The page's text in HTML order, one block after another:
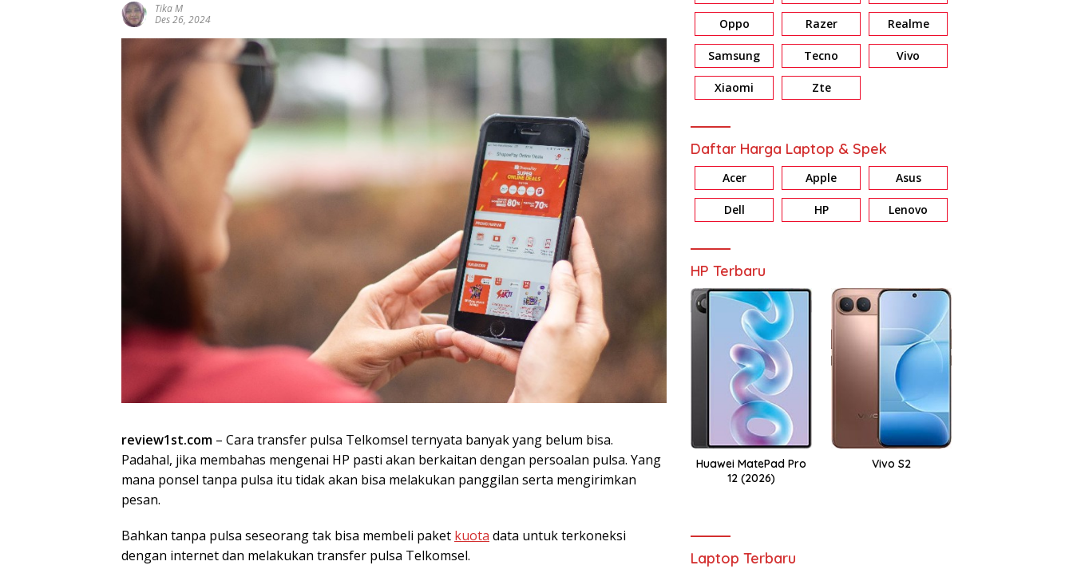
Tika M
Des 26, 2024
review1st.com – Cara transfer pulsa Telkomsel ternyata banyak yang belum bisa.
Padahal, jika membahas mengenai HP pasti akan berkaitan dengan persoalan pulsa. Yang
mana ponsel tanpa pulsa itu tidak akan bisa melakukan panggilan serta mengirimkan
pesan.
Bahkan tanpa pulsa seseorang tak bisa membeli paket kuota data untuk terkoneksi
dengan internet dan melakukan transfer pulsa Telkomsel.
Oppo Razer Realme
Samsung Tecno Vivo
Xiaomi Zte
Daftar Harga Laptop & Spek
Acer Apple Asus
Dell HP Lenovo
HP Terbaru
Huawei MatePad Pro
12 (2026)
Vivo S2
Laptop Terbaru